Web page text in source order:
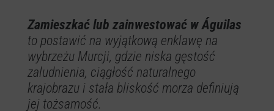
Zamieszkać lub zainwestować w Águilas
to postawić na wyjątkową enklawę na
wybrzeżu Murcji, gdzie niska gęstość
zaludnienia, ciągłość naturalnego
krajobrazu i stała bliskość morza definiują
jej tożsamość.